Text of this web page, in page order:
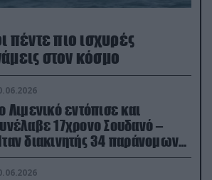
πέντε πιο ισχυρές
στον κόσμο
Λιμενικό εντόπισε και
17χρονο Σουδανό –
διακινητής 34 παράνομων